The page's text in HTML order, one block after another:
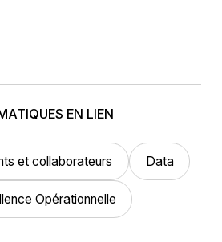
EN LIEN
et collaborateurs Data
Opérationnelle